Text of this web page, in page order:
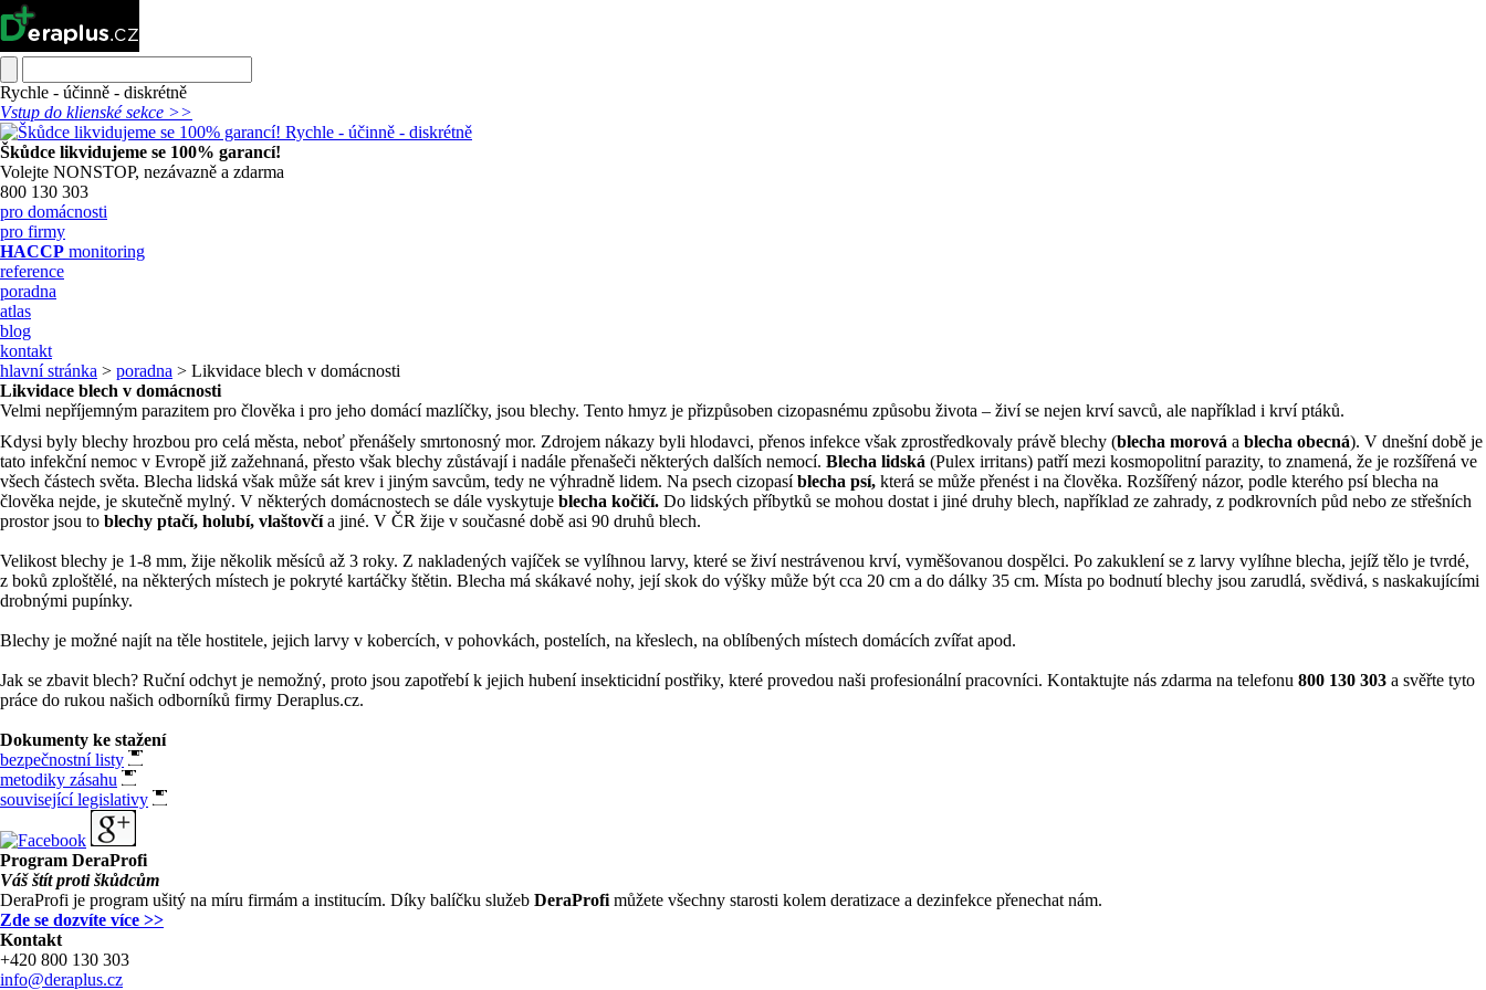
Rychle - účinně - diskrétně
Vstup do klienské sekce >>
Škůdce likvidujeme se 100% garancí!
Volejte NONSTOP, nezávazně a zdarma
800 130 303
pro domácnosti
pro firmy
HACCP monitoring
reference
poradna
atlas
blog
kontakt
hlavní stránka > poradna > Likvidace blech v domácnosti
Likvidace blech v domácnosti
Velmi nepříjemným parazitem pro člověka i pro jeho domácí mazlíčky, jsou blechy. Tento hmyz je přizpůsoben cizopasnému způsobu života – živí se nejen krví savců, ale například i krví ptáků.
Kdysi byly blechy hrozbou pro celá města, neboť přenášely smrtonosný mor. Zdrojem nákazy byli hlodavci, přenos infekce však zprostředkovaly právě blechy (blecha morová a blecha obecná). V dnešní době je
tato infekční nemoc v Evropě již zažehnaná, přesto však blechy zůstávají i nadále přenašeči některých dalších nemocí. Blecha lidská (Pulex irritans) patří mezi kosmopolitní parazity, to znamená, že je rozšířená ve
všech částech světa. Blecha lidská však může sát krev i jiným savcům, tedy ne výhradně lidem. Na psech cizopasíblecha psí, která se může přenést i na člověka. Rozšířený názor, podle kterého psí blecha na
člověka nejde, je skutečně mylný. V některých domácnostech se dále vyskytuje blecha kočičí. Do lidských příbytků se mohou dostat i jiné druhy blech, například ze zahrady, z podkrovních půd nebo ze střešních
prostor jsou to blechy ptačí, holubí, vlaštovčía jiné. V ČR žije v současné době asi 90 druhů blech.
Velikost blechy je 1-8 mm, žije několik měsíců až 3 roky. Z nakladených vajíček se vylíhnou larvy, které se živí nestrávenou krví, vyměšovanou dospělci. Po zakuklení se z larvy vylíhne blecha, jejíž tělo je tvrdé,
z boků zploštělé, na některých místech je pokryté kartáčky štětin. Blecha má skákavé nohy, její skok do výšky může být cca 20 cm a do dálky 35 cm. Místa po bodnutí blechy jsou zarudlá, svědivá, s naskakujícími
drobnými pupínky.
Blechy je možné najít na těle hostitele, jejich larvy v kobercích, v pohovkách, postelích, na křeslech, na oblíbených místech domácích zvířat apod.
Jak se zbavit blech? Ruční odchyt je nemožný, proto jsou zapotřebí k jejich hubení insekticidní postřiky, které provedou naši profesionální pracovníci. Kontaktujte nás zdarma na telefonu 800 130 303 a svěřte tyto
práce do rukou našich odborníků firmy Deraplus.cz.
Dokumenty ke stažení
bezpečnostní listy
metodiky zásahu
související legislativy
Program DeraProfi
Váš štít proti škůdcům
DeraProfi je program ušitý na míru firmám a institucím. Díky balíčku služeb DeraProfi můžete všechny starosti kolem deratizace a dezinfekce přenechat nám.
Zde se dozvíte více >>
Kontakt
+420 800 130 303
info@deraplus.cz